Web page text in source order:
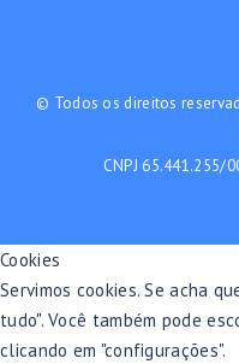
© Todos os direitos
CNPJ 65.441.255/
Cookies
Servimos cookies. Se acha
tudo". Você também pode
clicando em "configurações".